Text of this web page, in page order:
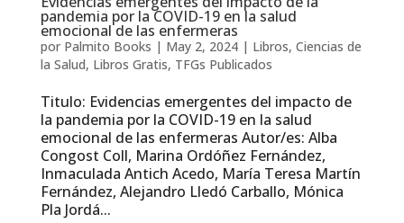
pandemia por la COVID-19 en la salud
emocional de las enfermeras
por Palmito Books | May 2, 2024| Libros, Ciencias de
la Salud, Libros Gratis, TFGs Publicados
Titulo: Evidencias emergentes del impacto de
la pandemia por la COVID-19 en la salud
emocional de las enfermeras Autor/es: Alba
Congost Coll, Marina Ordóñez Fernández,
Inmaculada Antich Acedo, María Teresa Martín
Fernández, Alejandro Lledó Carballo, Mónica
Pla Jordá...